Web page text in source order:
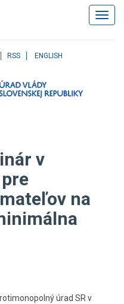
RSS ENGLISH
v
na
úrad SR v